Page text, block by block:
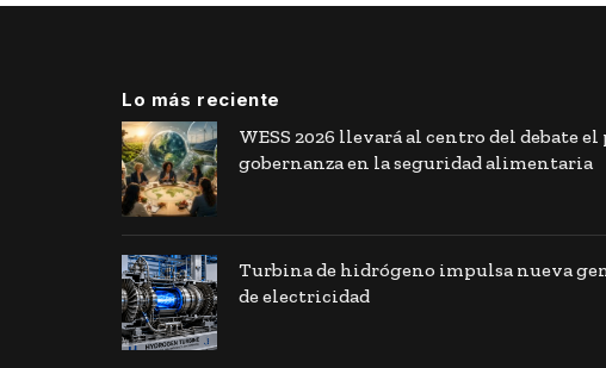
Lo más reciente
WESS 2026 llevará al centro del debate el
gobernanza en la seguridad alimentaria
Turbina de hidrógeno impulsa nueva
de electricidad